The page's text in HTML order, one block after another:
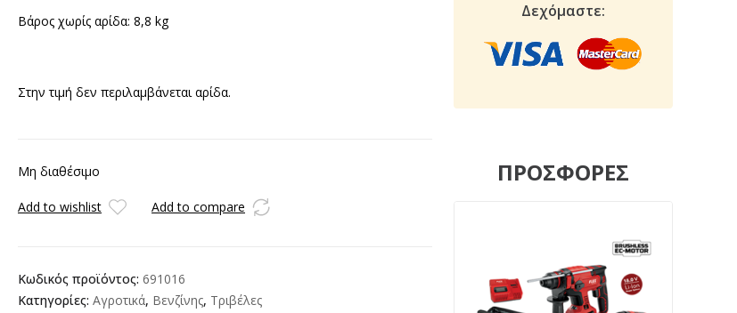
Βάρος χωρίς αρίδα: 8,8 kg
Στην τιμή δεν περιλαμβάνεται αρίδα.
Μη διαθέσιμο
Add to wishlist Add to compare
Κωδικός προϊόντος: 691016
Κατηγορίες: Αγροτικά, Βενζίνης, Τριβέλες
Δεχόμαστε:
ΠΡΟΣΦΟΡΕΣ